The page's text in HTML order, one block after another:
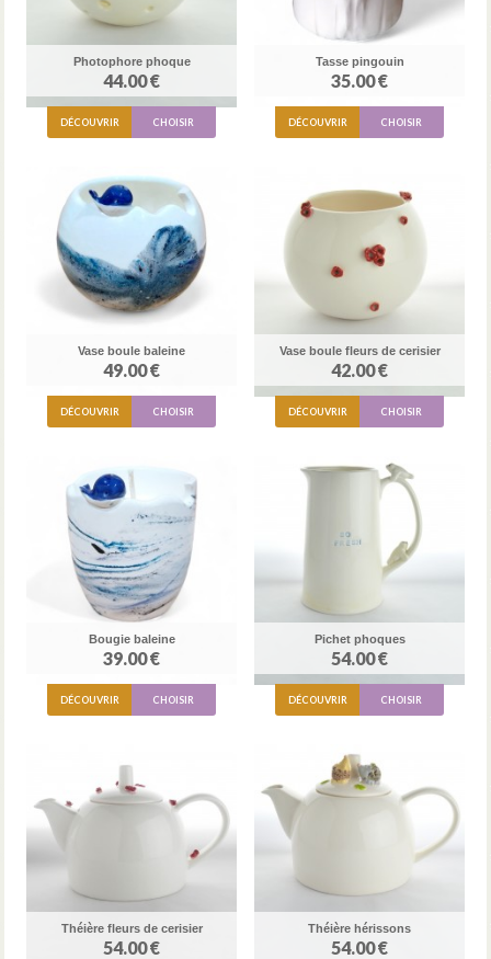
Photophore phoque
44.00 €
DÉCOUVRIR CHOISIR
Tasse pingouin
35.00 €
DÉCOUVRIR CHOISIR
Vase boule baleine
49.00 €
DÉCOUVRIR CHOISIR
Vase boule fleurs de cerisier
42.00 €
DÉCOUVRIR CHOISIR
Bougie baleine
39.00 €
DÉCOUVRIR CHOISIR
Pichet phoques
54.00 €
DÉCOUVRIR CHOISIR
Théière fleurs de cerisier
54.00 €
Théière hérissons
54.00 €